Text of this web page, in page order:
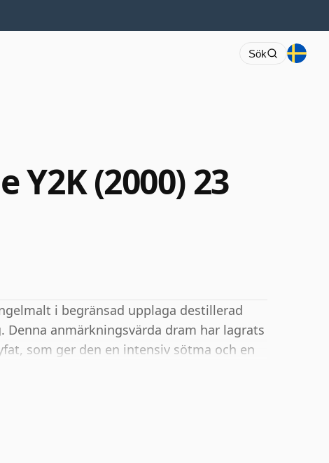
Sök
(2000) 23
i begränsad upplaga destillerad
Denna anmärkningsvärda dram har lagrats
som ger den en intensiv sötma och en
linolja och citronmeliss
rik torvrök understryks av kanderade